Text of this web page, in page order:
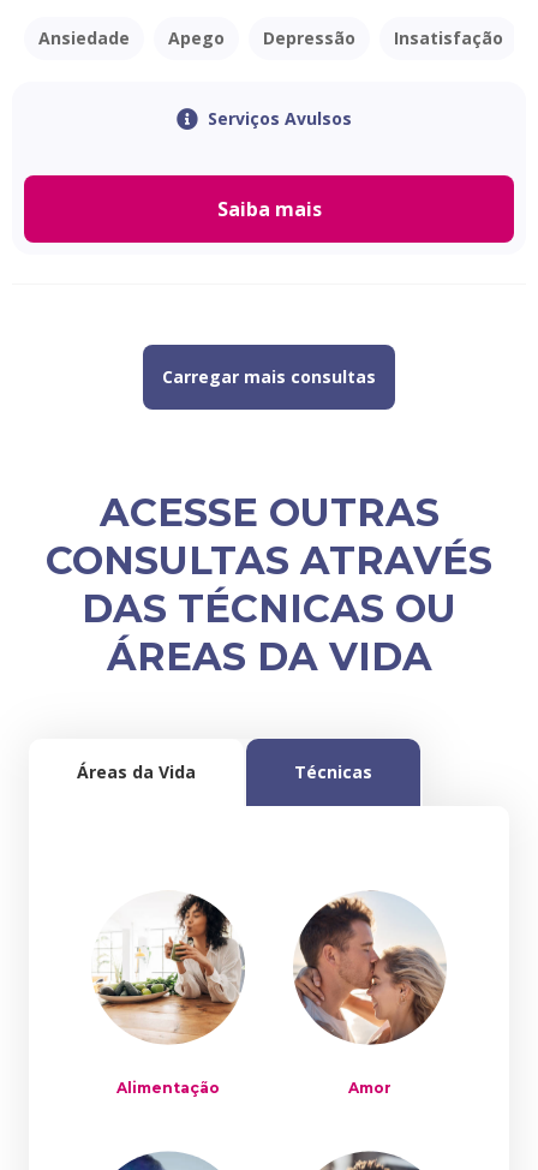
Ansiedade Apego Depressão Insatisfação
Serviços Avulsos
Saiba mais
Carregar mais consultas
ACESSE OUTRAS
CONSULTAS ATRAVÉS
DAS TÉCNICAS OU
ÁREAS DA VIDA
Áreas da Vida Técnicas
Alimentação Amor